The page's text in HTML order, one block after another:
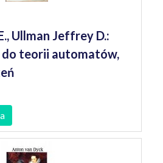
Ullman Jeffrey D.:
teorii automatów,